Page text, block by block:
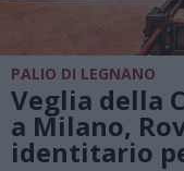
PALIO DI LEGNANO
Veglia della
a Milano,
identitario